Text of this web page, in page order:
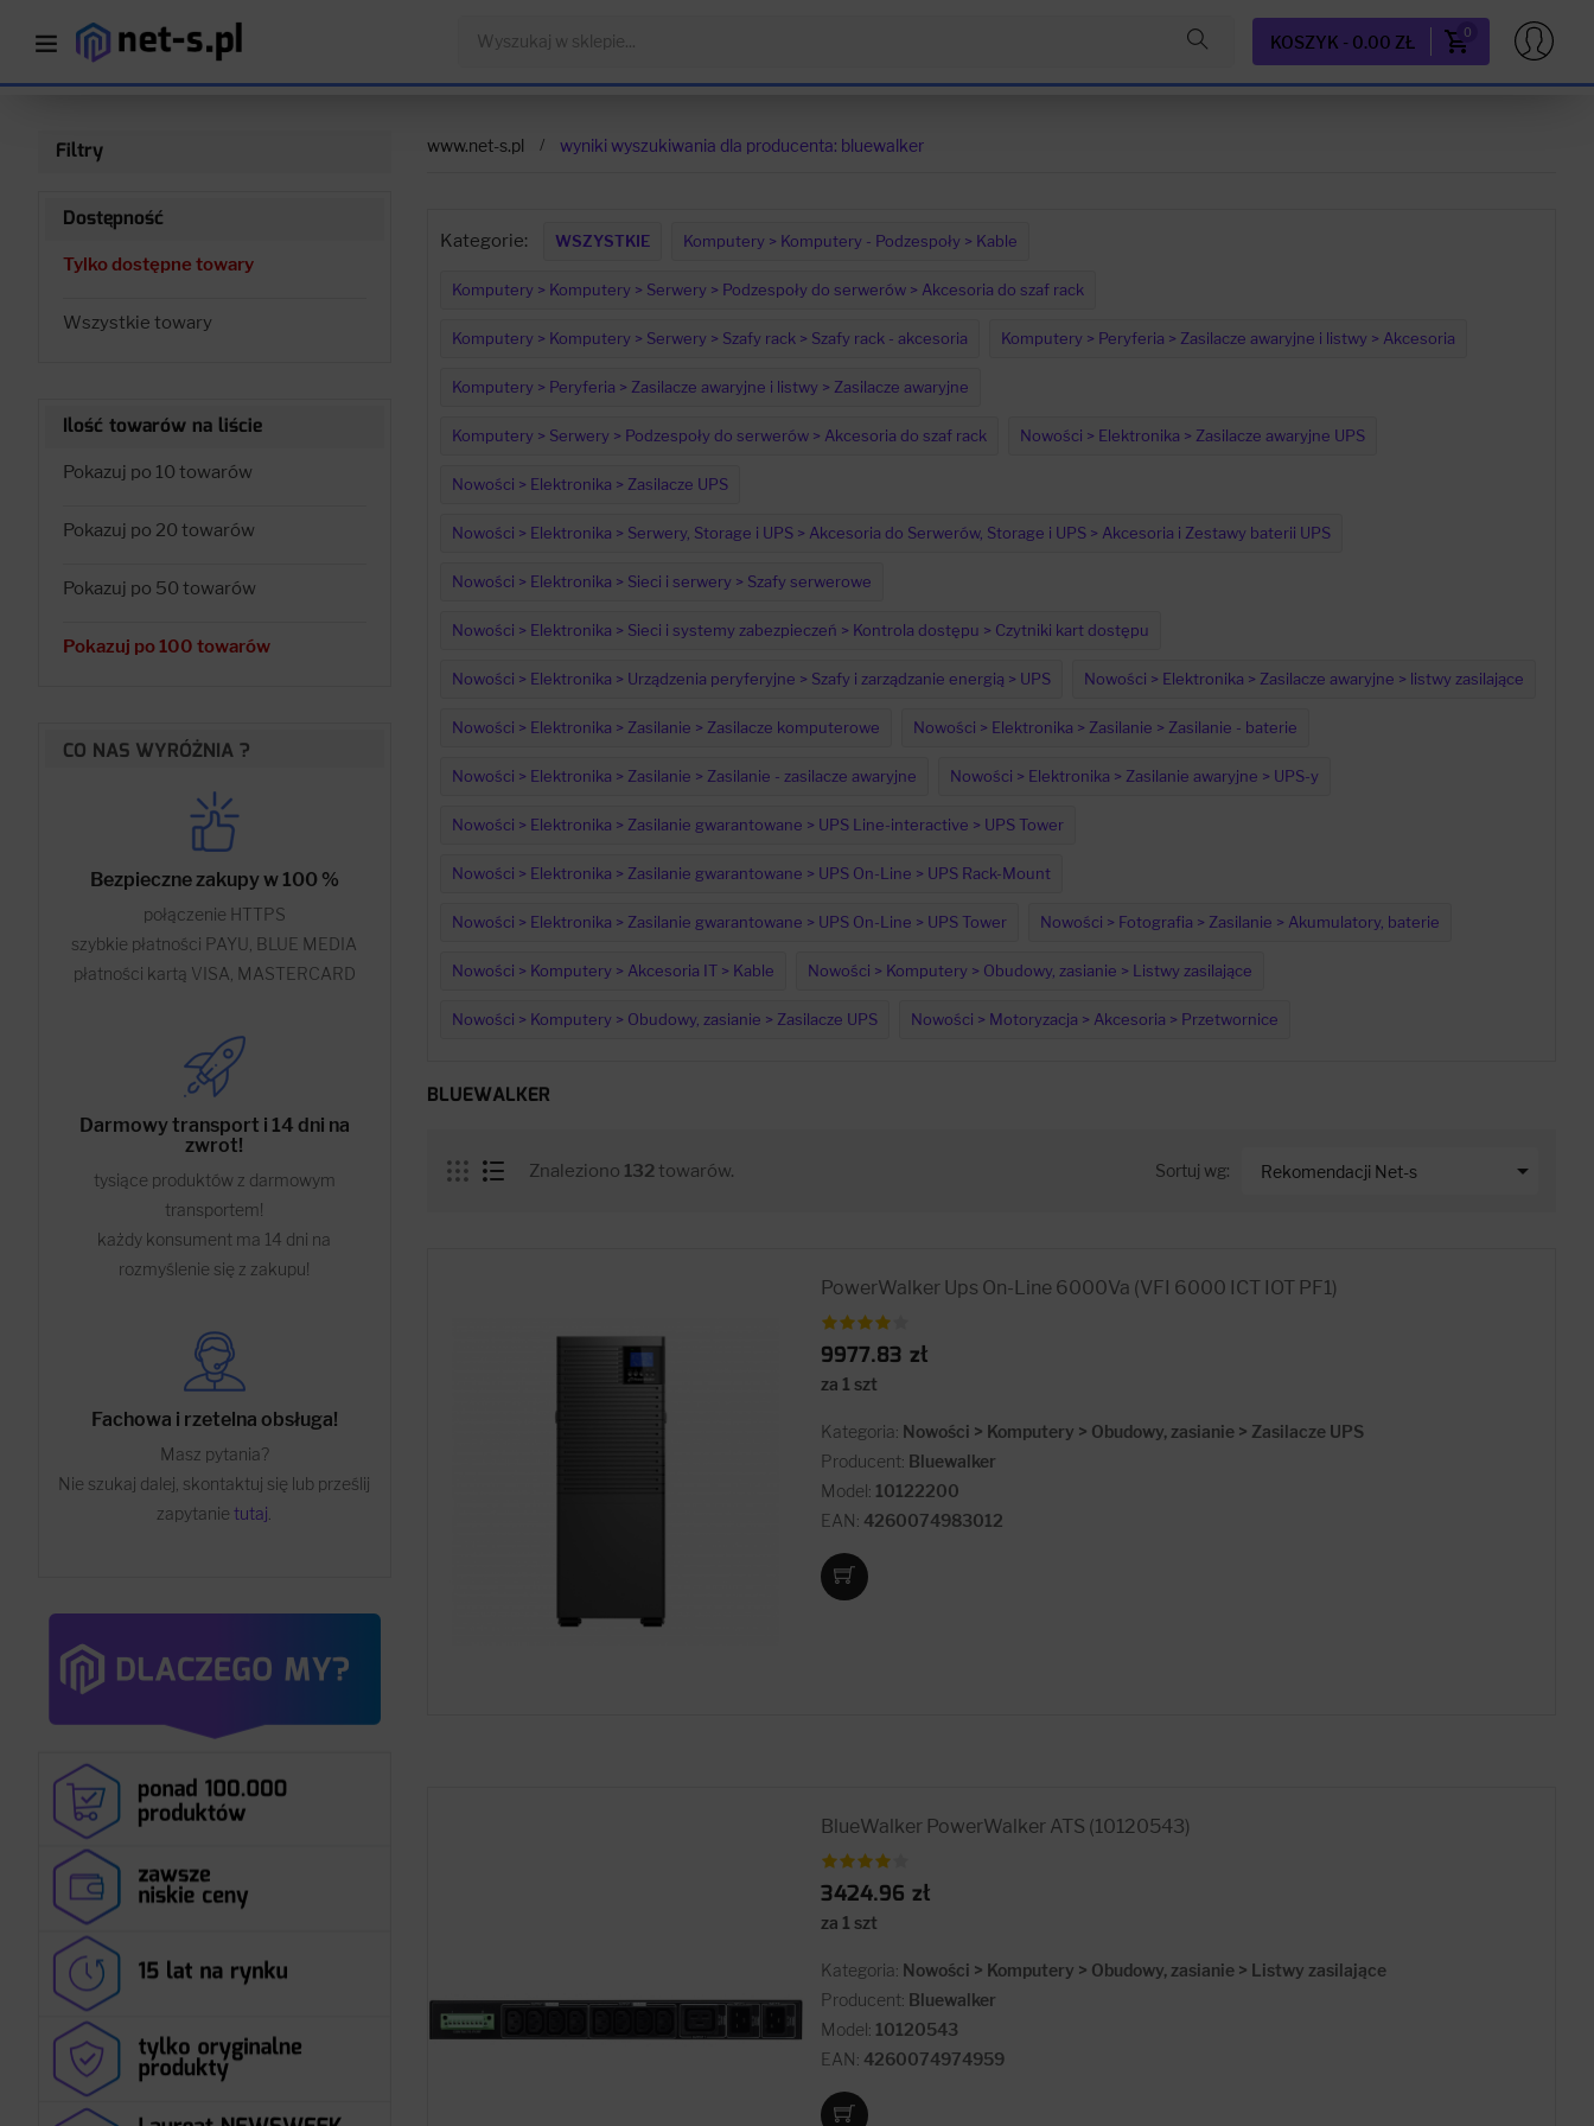
KOSZYK - 0.00 ZŁ 0
Filtry
Dostępność
Tylko dostępne towary
Wszystkie towary
Ilość towarów na liście
Pokazuj po 10 towarów
Pokazuj po 20 towarów
Pokazuj po 50 towarów
Pokazuj po 100 towarów
CO NAS WYRÓŻNIA ?
Bezpieczne zakupy w 100 %
połączenie HTTPS
szybkie płatności PAYU, BLUE MEDIA
płatności kartą VISA, MASTERCARD
Darmowy transport i 14 dni na
zwrot!
tysiące produktów z darmowym
transportem!
każdy konsument ma 14 dni na
rozmyślenie się z zakupu!
Fachowa i rzetelna obsługa!
Masz pytania?
Nie szukaj dalej, skontaktuj się lub prześlij
zapytanietutaj
www.net-s.pl wyniki wyszukiwania dla producenta: bluewalker
Kategorie: WSZYSTKIE Komputery > Komputery - Podzespoły > Kable
Komputery > Komputery > Serwery > Podzespoły do serwerów > Akcesoria do szaf rack
Komputery > Komputery > Serwery > Szafy rack > Szafy rack - akcesoria Komputery > Peryferia > Zasilacze awaryjne i listwy > Akcesoria
Komputery > Peryferia > Zasilacze awaryjne i listwy > Zasilacze awaryjne
Komputery > Serwery > Podzespoły do serwerów > Akcesoria do szaf rack Nowości > Elektronika > Zasilacze awaryjne UPS
Nowości > Elektronika > Zasilacze UPS
Nowości > Elektronika > Serwery, Storage i UPS > Akcesoria do Serwerów, Storage i UPS > Akcesoria i Zestawy baterii UPS
Nowości > Elektronika > Sieci i serwery > Szafy serwerowe
Nowości > Elektronika > Sieci i systemy zabezpieczeń > Kontrola dostępu > Czytniki kart dostępu
Nowości > Elektronika > Urządzenia peryferyjne > Szafy i zarządzanie energią > UPS Nowości > Elektronika > Zasilacze awaryjne > listwy zasilające
Nowości > Elektronika > Zasilanie > Zasilacze komputerowe Nowości > Elektronika > Zasilanie > Zasilanie - baterie
Nowości > Elektronika > Zasilanie > Zasilanie - zasilacze awaryjne Nowości > Elektronika > Zasilanie awaryjne > UPS-y
Nowości > Elektronika > Zasilanie gwarantowane > UPS Line-interactive > UPS Tower
Nowości > Elektronika > Zasilanie gwarantowane > UPS On-Line > UPS Rack-Mount
Nowości > Elektronika > Zasilanie gwarantowane > UPS On-Line > UPS Tower Nowości > Fotografia > Zasilanie > Akumulatory, baterie
Nowości > Komputery > Akcesoria IT > Kable Nowości > Komputery > Obudowy, zasianie > Listwy zasilające
Nowości > Komputery > Obudowy, zasianie > Zasilacze UPS Nowości > Motoryzacja > Akcesoria > Przetwornice
BLUEWALKER
Znaleziono 132towarów. Rekomendacji Net-s 
Sortuj wg:
PowerWalker Ups On-Line 6000Va (VFI 6000 ICT IOT PF1)
9977.83 zł
za 1 szt
Kategoria: Nowości > Komputery > Obudowy, zasianie > Zasilacze UPS
Producent: Bluewalker
Model: 10122200
EAN: 4260074983012
BlueWalker PowerWalker ATS (10120543)
3424.96 zł
za 1 szt
Kategoria: Nowości > Komputery > Obudowy, zasianie > Listwy zasilające
Producent: Bluewalker
Model: 10120543
EAN: 4260074974959